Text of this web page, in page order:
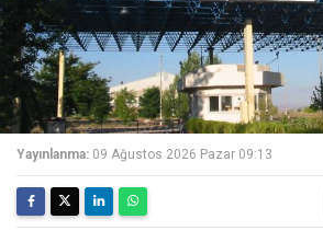
Yayınlanma: 09 Ağustos 2026 Pazar 09:13